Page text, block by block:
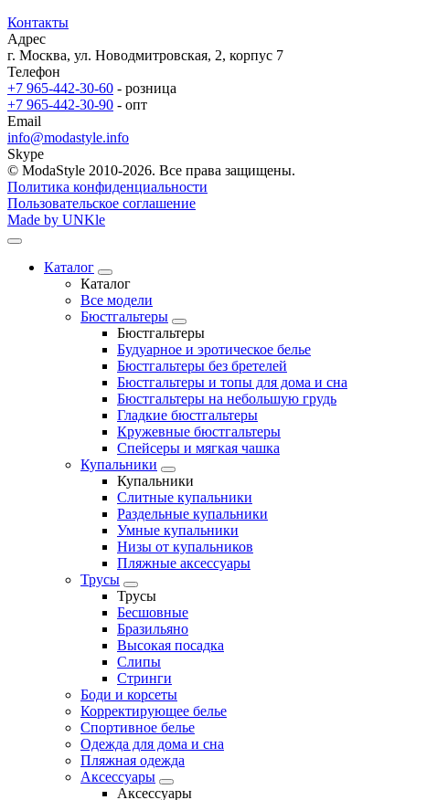
Контакты
Адрес
г. Москва, ул. Новодмитровская, 2, корпус 7
Телефон
+7 965-442-30-60 - розница
+7 965-442-30-90 - опт
Email
info@modastyle.info
Skype
© ModaStyle 2010-2026. Все права защищены.
Политика конфиденциальности
Пользовательское соглашение
Made by UNKle
Каталог
Каталог
Все модели
Бюстгальтеры
Бюстгальтеры
Будуарное и эротическое белье
Бюстгальтеры без бретелей
Бюстгальтеры и топы для дома и сна
Бюстгальтеры на небольшую грудь
Гладкие бюстгальтеры
Кружевные бюстгальтеры
Спейсеры и мягкая чашка
Купальники
Купальники
Слитные купальники
Раздельные купальники
Умные купальники
Низы от купальников
Пляжные аксессуары
Трусы
Трусы
Бесшовные
Бразильяно
Высокая посадка
Слипы
Стринги
Боди и корсеты
Корректирующее белье
Спортивное белье
Одежда для дома и сна
Пляжная одежда
Аксессуары
Аксессуары